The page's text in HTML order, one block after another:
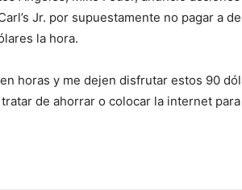
Jr. por supuestamente no pagar a
la hora.
horas y me dejen disfrutar estos 90
de ahorrar o colocar la internet